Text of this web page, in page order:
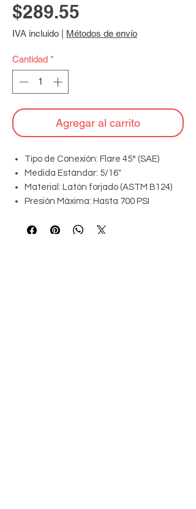
$289.55
IVA incluido Métodos de envío
Cantidad *
Agregar al carrito
Tipo de Conexión: Flare 45° (SAE)
Medida Estándar: 5/16"
Material: Latón forjado (ASTM B124)
Presión Máxima: Hasta 700 PSI